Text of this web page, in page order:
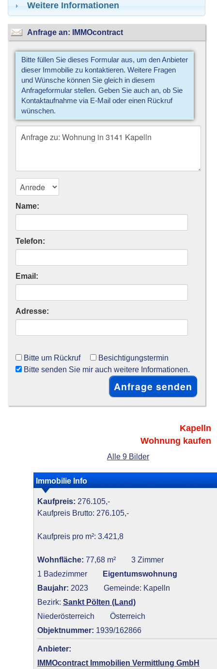
Weitere Informationen
Anfrage an: IMMOcontract
Bitte füllen Sie dieses Formular aus, um den Anbieter
dieser Immobilie zu kontaktieren. Weitere Fragen
und Wünsche können Sie gleich in diesem
Anfrageformular stellen. Geben Sie auch an, ob Sie
Kontaktaufnahme via E-Mail oder einen Rückruf
wünschen.
Name:
Telefon:
Email:
Adresse:
Bitte um Rückruf
Besichtigungstermin
Bitte senden Sie mir auch weitere Informationen.
Kapelln
Wohnung kaufen
Alle 9 Bilder
Immobilie Info
Kaufpreis: 276.105,-
Kaufpreis Brutto: 276.105,-
Kaufpreis pro m²: 3.421,8
Wohnfläche: 77,68 m²
3 Zimmer
1 Badezimmer
Eigentumswohnung
Baujahr: 2023
Gemeinde: Kapelln
Bezirk: Sankt Pölten (Land)
Niederösterreich
Österreich
Objektnummer: 1939/162866
Anbieter:
IMMOcontract Immobilien Vermittlung GmbH